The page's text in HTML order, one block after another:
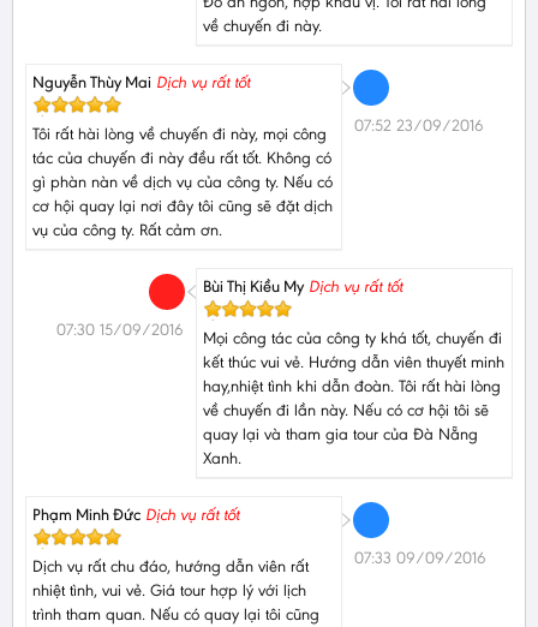
về chuyến đi này.
Nguyễn Thùy Mai Dịch vụ rất tốt
Tôi rất hài lòng về chuyến đi này, mọi công
tác của chuyến đi này đều rất tốt. Không có
gì phàn nàn về dịch vụ của công ty. Nếu có
cơ hội quay lại nơi đây tôi cũng sẽ đặt dịch
vụ của công ty. Rất cảm ơn.
07:52 23/09/2016
Bùi Thị Kiều My Dịch vụ rất tốt
Mọi công tác của công ty khá tốt, chuyến đi
kết thúc vui vẻ. Hướng dẫn viên thuyết minh
hay,nhiệt tình khi dẫn đoàn. Tôi rất hài lòng
về chuyến đi lần này. Nếu có cơ hội tôi sẽ
quay lại và tham gia tour của Đà Nẵng
Xanh.
07:30 15/09/2016
Phạm Minh Đức Dịch vụ rất tốt
Dịch vụ rất chu đáo, hướng dẫn viên rất
nhiệt tình, vui vẻ. Giá tour hợp lý với lịch
trình tham quan. Nếu có quay lại tôi cũng
07:33 09/09/2016